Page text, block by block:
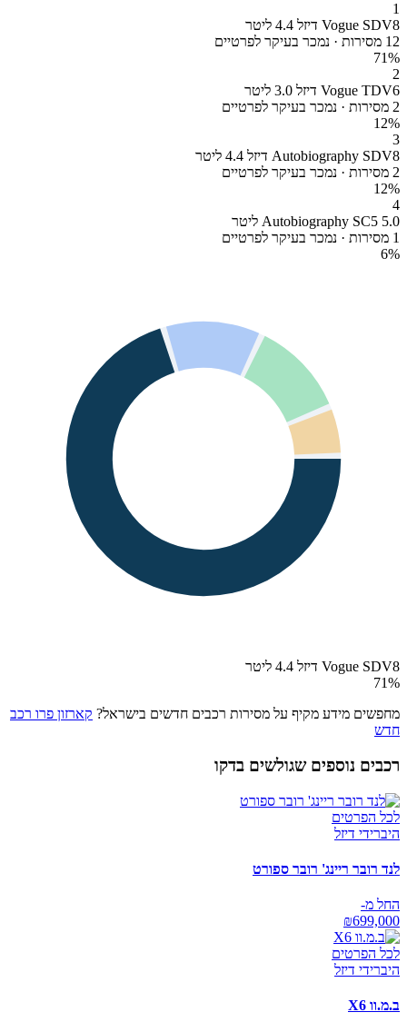
1
Vogue SDV8 דיזל 4.4 ליטר
12 מסירות · נמכר בעיקר לפרטיים
71%
2
Vogue TDV6 דיזל 3.0 ליטר
2 מסירות · נמכר בעיקר לפרטיים
12%
3
Autobiography SDV8 דיזל 4.4 ליטר
2 מסירות · נמכר בעיקר לפרטיים
12%
4
Autobiography SC5 5.0 ליטר
1 מסירות · נמכר בעיקר לפרטיים
6%
Vogue SDV8 דיזל 4.4 ליטר
71%
מחפשים מידע מקיף על מסירות רכבים חדשים בישראל? קארזון פרו רכב
חדש
רכבים נוספים שגולשים בדקו
לכל הפרטים
היברידי דיזל
לנד רובר ריינג' רובר ספורט
החל מ-
₪699,000
לכל הפרטים
היברידי דיזל
ב.מ.וו X6